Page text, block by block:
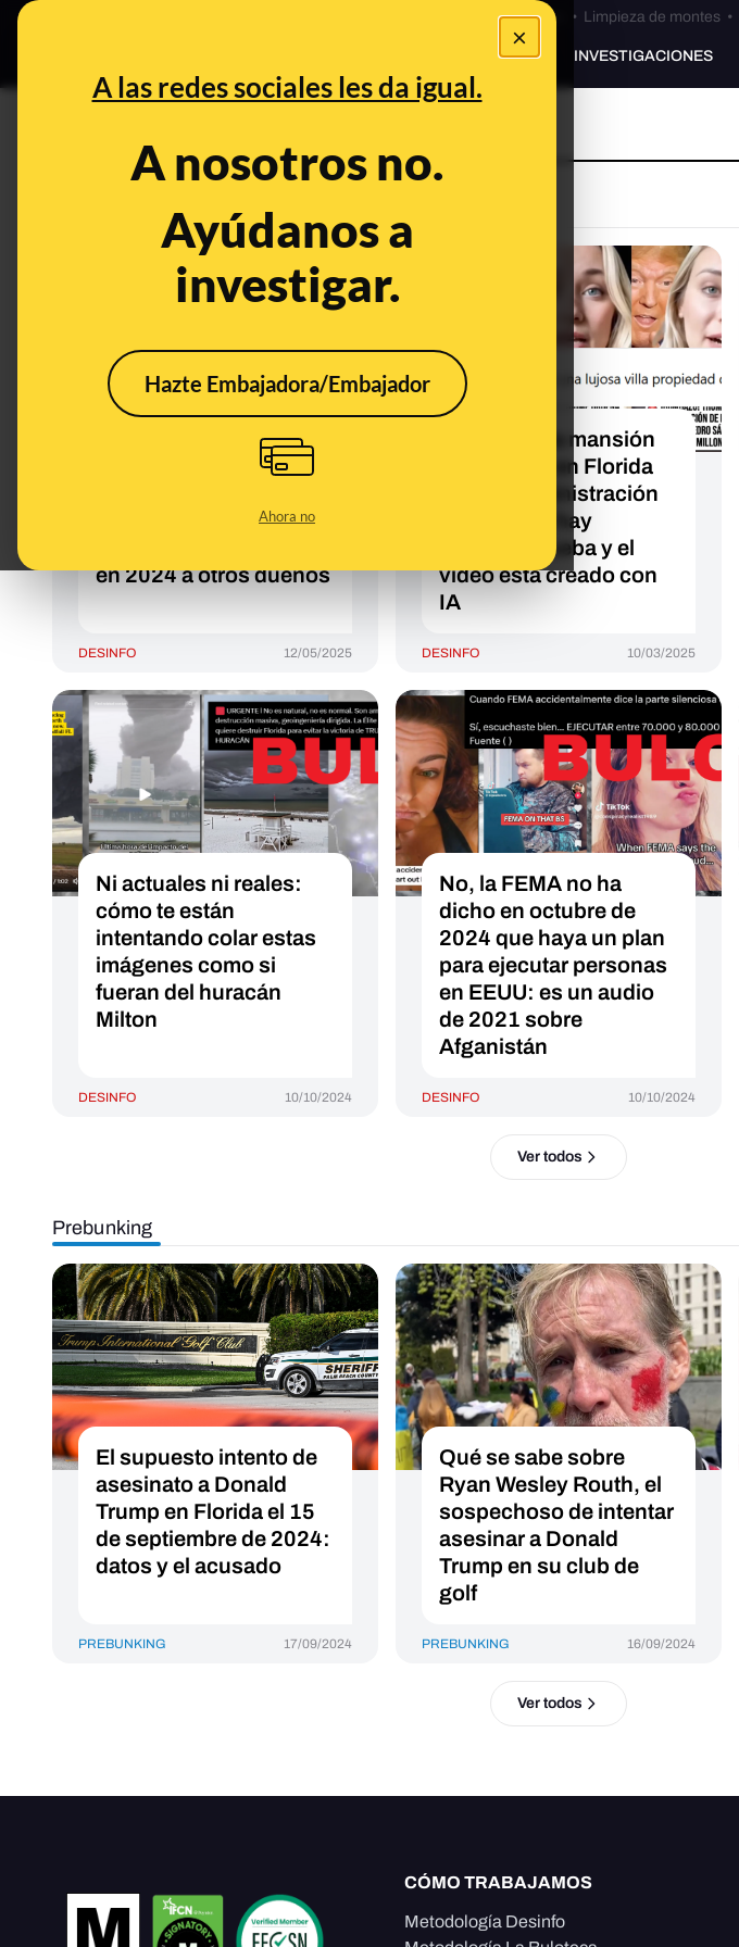
×
A las redes sociales les da igual.
A nosotros no.
Ayúdanos a
investigar.
Hazte Embajadora/Embajador
Ahora no
Bulos Ceuta • Limpieza de montes•
PREBUNKING INVESTIGACIONES
No, Zelenski no se ha
20 millones de dólares:
en 2024 a otros dueños
DESINFO 12/05/2025
Sánchez y la mansión
confiscada en Florida
por la "Administración
Trump": no hay
ninguna prueba y el
vídeo está creado con
IA
DESINFO 10/03/2025
Ni actuales ni reales:
cómo te están
intentando colar estas
imágenes como si
fueran del huracán
Milton
DESINFO 10/10/2024
No, la FEMA no ha
dicho en octubre de
2024 que haya un plan
para ejecutar personas
en EEUU: es un audio
de 2021 sobre
Afganistán
DESINFO 10/10/2024
Ver todos
Prebunking
El supuesto intento de
asesinato a Donald
Trump en Florida el 15
de septiembre de 2024:
datos y el acusado
PREBUNKING 17/09/2024
Qué se sabe sobre
Ryan Wesley Routh, el
sospechoso de intentar
asesinar a Donald
Trump en su club de
golf
PREBUNKING 16/09/2024
Ver todos
CÓMO TRABAJAMOS
Metodología Desinfo